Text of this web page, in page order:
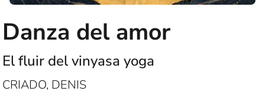
Danza del amor
El fluir del vinyasa yoga
CRIADO, DENIS